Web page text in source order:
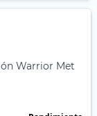
Warrior Met